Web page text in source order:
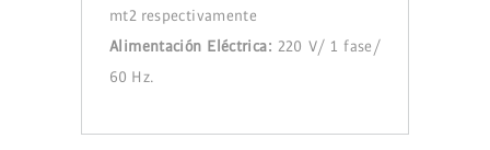
mt2 respectivamente
Alimentación Eléctrica: 220 V/ 1 fase/
60 Hz.